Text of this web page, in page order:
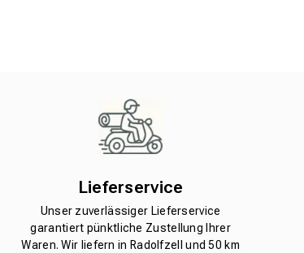
Lieferservice
Unser zuverlässiger Lieferservice
garantiert pünktliche Zustellung Ihrer
Waren. Wir liefern in Radolfzell und 50 km